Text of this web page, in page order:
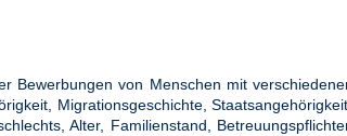
Bewerbungen von Menschen mit
Migrationsgeschichte,
Alter, Familienstand,